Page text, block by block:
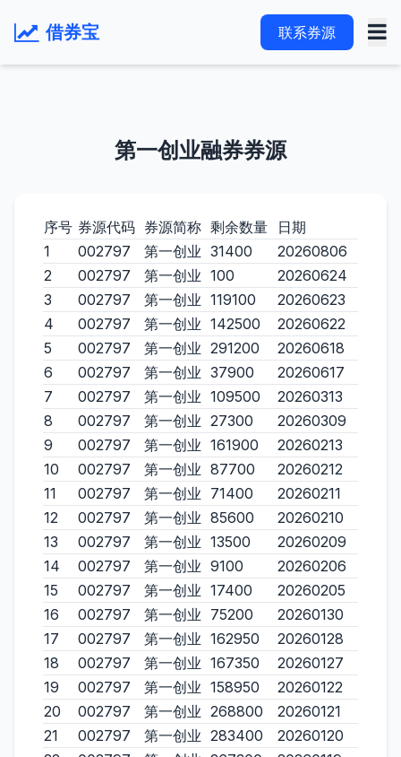
借券宝 联系券源
第一创业融券券源
序号 券源代码 券源简称 剩余数量
日期
1
002797 第一创业 31400
20260806
2
002797 第一创业 100
20260624
3
002797 第一创业 119100
20260623
4
002797 第一创业 142500
20260622
5
002797 第一创业 291200
20260618
6
002797 第一创业 37900
20260617
7
002797 第一创业 109500
20260313
8
002797 第一创业 27300
20260309
9
002797 第一创业 161900
20260213
10
002797 第一创业 87700
20260212
11
002797 第一创业 71400
20260211
12
002797 第一创业 85600
20260210
13
002797 第一创业 13500
20260209
14
002797 第一创业 9100
20260206
15
002797 第一创业 17400
20260205
16
002797 第一创业 75200
20260130
17
002797 第一创业 162950
20260128
18
002797 第一创业 167350
20260127
19
002797 第一创业 158950
20260122
20
002797 第一创业 268800
20260121
21
002797 第一创业 283400
20260120